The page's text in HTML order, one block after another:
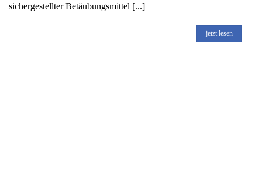
sichergestellter Betäubungsmittel [...]
jetzt lesen